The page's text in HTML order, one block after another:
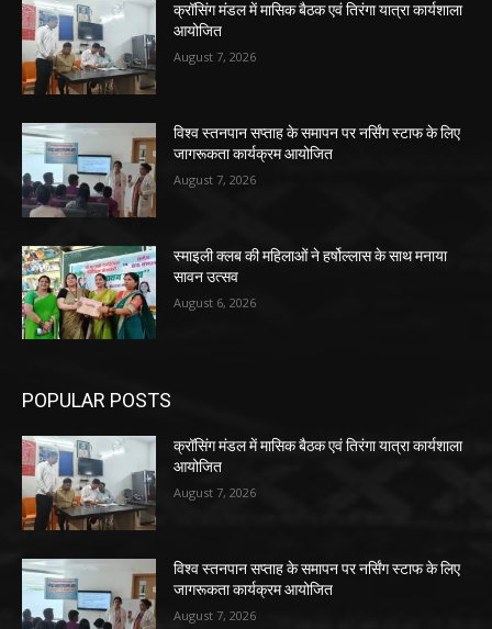
क्रॉसिंग मंडल में मासिक बैठक एवं तिरंगा यात्रा कार्यशाला
आयोजित
August 7, 2026
विश्व स्तनपान सप्ताह के समापन पर नर्सिंग स्टाफ के लिए
जागरूकता कार्यक्रम आयोजित
August 7, 2026
स्माइली क्लब की महिलाओं ने हर्षोल्लास के साथ मनाया
सावन उत्सव
August 6, 2026
POPULAR POSTS
क्रॉसिंग मंडल में मासिक बैठक एवं तिरंगा यात्रा कार्यशाला
आयोजित
August 7, 2026
विश्व स्तनपान सप्ताह के समापन पर नर्सिंग स्टाफ के लिए
जागरूकता कार्यक्रम आयोजित
August 7, 2026